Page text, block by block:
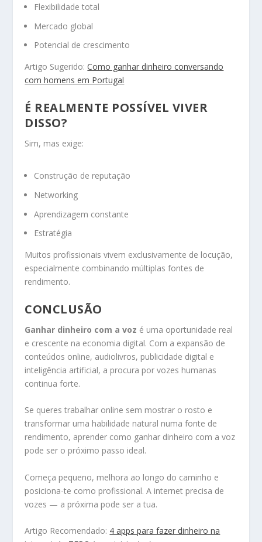
Flexibilidade total
Mercado global
Potencial de crescimento
Artigo Sugerido:Como ganhar dinheiro conversando
com homens em Portugal
É REALMENTE POSSÍVEL VIVER
DISSO?
Sim, mas exige:
Construção de reputação
Networking
Aprendizagem constante
Estratégia
Muitos profissionais vivem exclusivamente de locução,
especialmente combinando múltiplas fontes de
rendimento.
CONCLUSÃO
Ganhar dinheiro com a voz é uma oportunidade real
e crescente na economia digital. Com a expansão de
conteúdos online, audiolivros, publicidade digital e
inteligência artificial, a procura por vozes humanas
continua forte.
Se queres trabalhar online sem mostrar o rosto e
transformar uma habilidade natural numa fonte de
rendimento, aprender como ganhar dinheiro com a voz
pode ser o próximo passo ideal.
Começa pequeno, melhora ao longo do caminho e
posiciona-te como profissional. A internet precisa de
vozes — a próxima pode ser a tua.
Artigo Recomendado: 4 apps para fazer dinheiro na